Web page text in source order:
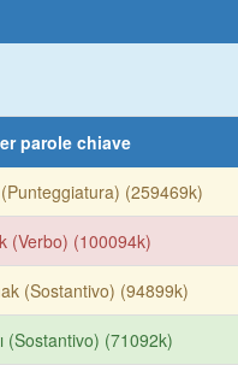
parole chiave
(Punteggiatura) (259469k)
(Verbo) (100094k)
(Sostantivo) (94899k)
(Sostantivo) (71092k)